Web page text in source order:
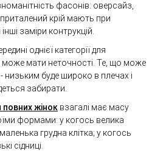
фасонів: оверсайз,
крій мають при
заміри контрукцій.
однієї категорії для
може мати неточності. Те, що може
низьким буде широко в плечах і
забирати.
жінок взагалі має масу
формами: у когось велика
грудна клітка; у когось
сідниці.